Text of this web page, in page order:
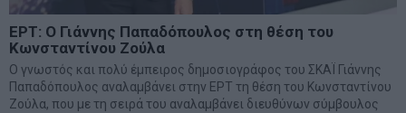
ΕΡΤ: Ο Γιάννης Παπαδόπουλος στη θέση του
Κωνσταντίνου Ζούλα
Ο γνωστός και πολύ έμπειρος δημοσιογράφος του ΣΚΑΪ Γιάννης
Παπαδόπουλος αναλαμβάνει στην ΕΡΤ τη θέση του Κωνσταντίνου
Ζούλα, που με τη σειρά του αναλαμβάνει διευθύνων σύμβουλος